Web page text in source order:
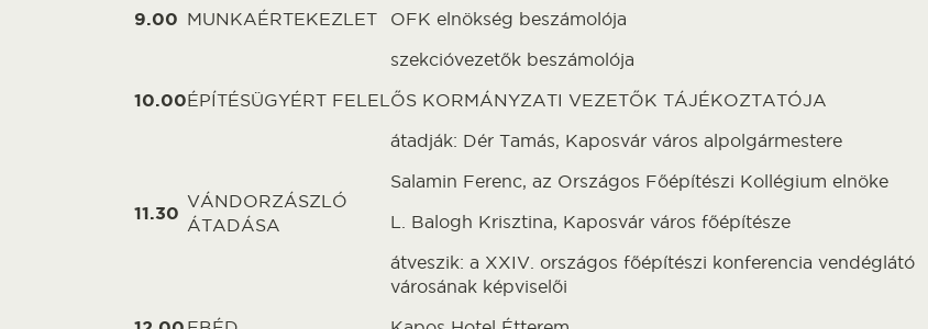
9.00 MUNKAÉRTEKEZLET OFK elnökség beszámolója
szekcióvezetők beszámolója
10.00ÉPÍTÉSÜGYÉRT FELELŐS KORMÁNYZATI VEZETŐK TÁJÉKOZTATÓJA
11.30
VÁNDORZÁSZLÓ
ÁTADÁSA
átadják: Dér Tamás, Kaposvár város alpolgármestere
Salamin Ferenc, az Országos Főépítészi Kollégium elnöke
L. Balogh Krisztina, Kaposvár város főépítésze
átveszik: a XXIV. országos főépítészi konferencia vendéglátó
városának képviselői